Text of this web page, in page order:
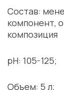
Состав:
компонент,
композиция
рН: 105-125;
Объем: 5 л;